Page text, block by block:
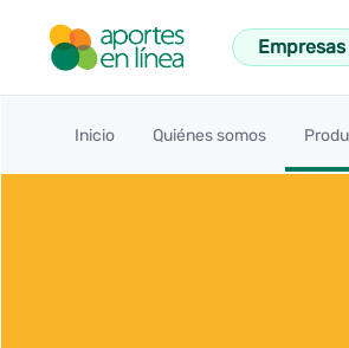
跳转到主内容
Empresas
Productos -
Inicio Quiénes somos